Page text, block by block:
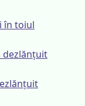
în toiul